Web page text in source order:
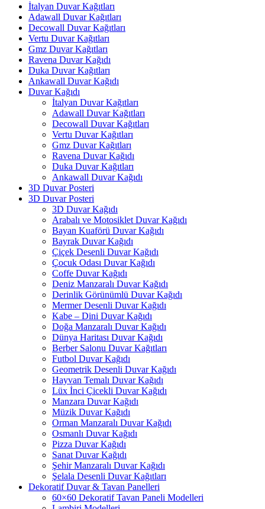
İtalyan Duvar Kağıtları
Adawall Duvar Kağıtları
Decowall Duvar Kağıtları
Vertu Duvar Kağıtları
Gmz Duvar Kağıtları
Ravena Duvar Kağıdı
Duka Duvar Kağıtları
Ankawall Duvar Kağıdı
Duvar Kağıdı
İtalyan Duvar Kağıtları
Adawall Duvar Kağıtları
Decowall Duvar Kağıtları
Vertu Duvar Kağıtları
Gmz Duvar Kağıtları
Ravena Duvar Kağıdı
Duka Duvar Kağıtları
Ankawall Duvar Kağıdı
3D Duvar Posteri
3D Duvar Posteri
3D Duvar Kağıdı
Arabalı ve Motosiklet Duvar Kağıdı
Bayan Kuaförü Duvar Kağıdı
Bayrak Duvar Kağıdı
Çiçek Desenli Duvar Kağıdı
Çocuk Odası Duvar Kağıdı
Coffe Duvar Kağıdı
Deniz Manzaralı Duvar Kağıdı
Derinlik Görünümlü Duvar Kağıdı
Mermer Desenli Duvar Kağıdı
Kabe – Dini Duvar Kağıdı
Doğa Manzaralı Duvar Kağıdı
Dünya Haritası Duvar Kağıdı
Berber Salonu Duvar Kağıtları
Futbol Duvar Kağıdı
Geometrik Desenli Duvar Kağıdı
Hayvan Temalı Duvar Kağıdı
Lüx İnci Çicekli Duvar Kağıdı
Manzara Duvar Kağıdı
Müzik Duvar Kağıdı
Orman Manzaralı Duvar Kağıdı
Osmanlı Duvar Kağıdı
Pizza Duvar Kağıdı
Sanat Duvar Kağıdı
Şehir Manzaralı Duvar Kağıdı
Şelala Desenli Duvar Kağıtları
Dekoratif Duvar & Tavan Panelleri
60×60 Dekoratif Tavan Paneli Modelleri